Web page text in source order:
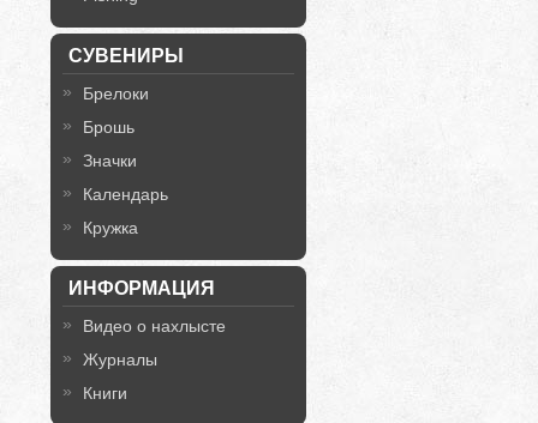
СУВЕНИРЫ
Брелоки
Брошь
Значки
Календарь
Кружка
ИНФОРМАЦИЯ
Видео о нахлысте
Журналы
Книги